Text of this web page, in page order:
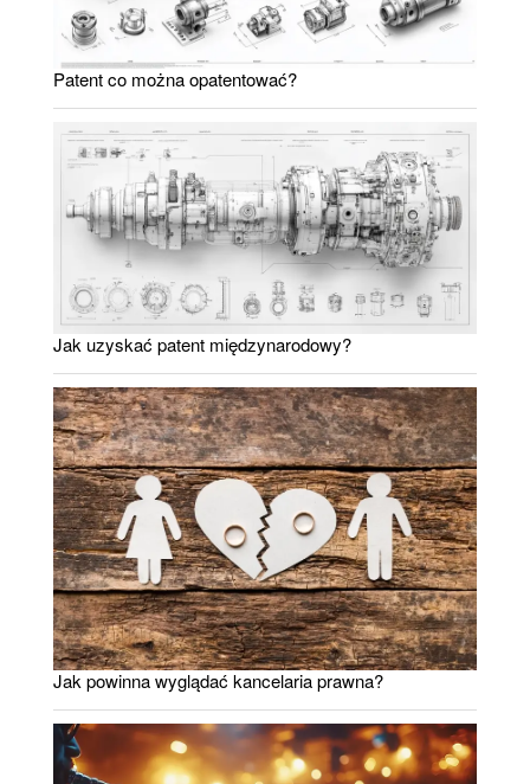
Patent co można opatentować?
Jak uzyskać patent międzynarodowy?
Jak powinna wyglądać kancelaria prawna?